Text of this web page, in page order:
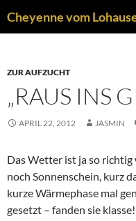
Inhalt
Cheyenne vom
ZUR AUFZUCHT
„RAUS INS
APRIL 22, 2012 JASMIN
Das Wetter ist ja so richtig
noch Sonnenschein, kurz
kurze Wärmephase mal
gesetzt – fanden sie klasse!